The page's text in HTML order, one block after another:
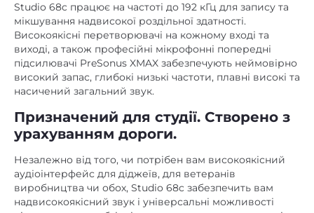
Studio 68c працює на частоті до 192 кГц для запису та
мікшування надвисокої роздільної здатності.
Високоякісні перетворювачі на кожному вході та
виході, а також професійні мікрофонні попередні
підсилювачі PreSonus XMAX забезпечують неймовірно
високий запас, глибокі низькі частоти, плавні високі та
насичений загальний звук.
Призначений для студії. Створено з
урахуванням дороги.
Незалежно від того, чи потрібен вам високоякісний
аудіоінтерфейс для діджеїв, для ветеранів
виробництва чи обох, Studio 68c забезпечить вам
надвисокоякісний звук і універсальні можливості